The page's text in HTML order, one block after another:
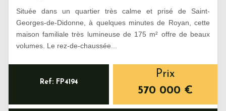
Située dans un quartier très calme et prisé de Saint-
Georges-de-Didonne, à quelques minutes de Royan, cette
maison familiale très lumineuse de 175 m² offre de beaux
volumes. Le rez-de-chaussée...
Ref: FP4194
Prix
570 000 €